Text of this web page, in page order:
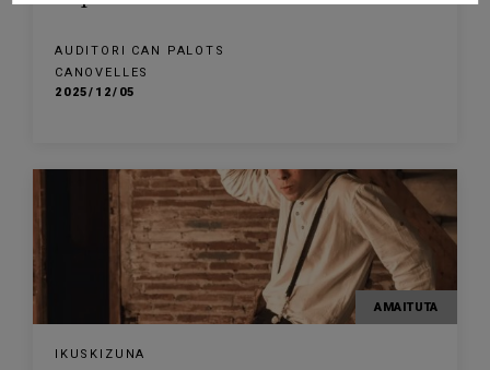
AUDITORI CAN PALOTS
CANOVELLES
2025/12/05
AMAITUTA
IKUSKIZUNA